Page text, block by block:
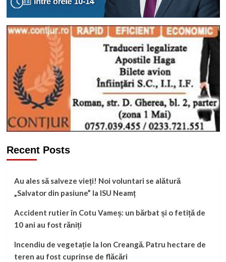
Recent Posts
Au ales să salveze vieți! Noi voluntari se alătură
„Salvator din pasiune” la ISU Neamț
Accident rutier în Cotu Vameș: un bărbat și o fetiță de
10 ani au fost răniți
Incendiu de vegetație la Ion Creangă. Patru hectare de
teren au fost cuprinse de flăcări